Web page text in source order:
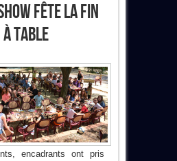
Fête La Fin
À Table
encadrants ont pris